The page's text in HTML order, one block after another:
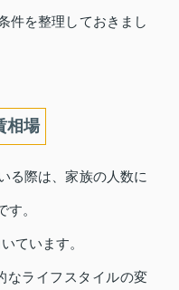
件を整理しておきまし
相場
る際は、家族の人数に
。
ています。
なライフスタイルの変